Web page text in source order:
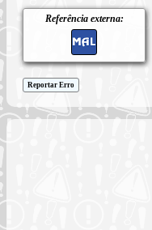
Referência externa:
Reportar Erro